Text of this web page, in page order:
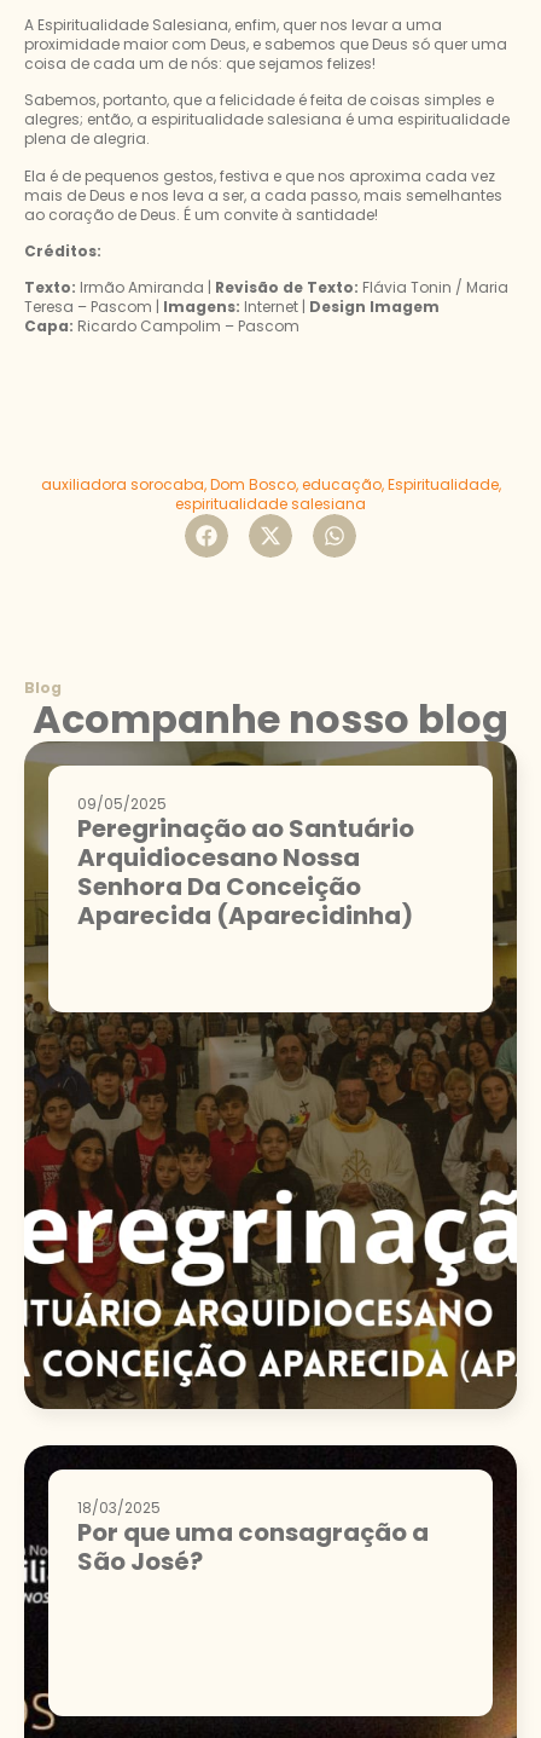
A Espiritualidade Salesiana, enfim, quer nos levar a uma
proximidade maior com Deus, e sabemos que Deus só quer uma
coisa de cada um de nós: que sejamos felizes!
Sabemos, portanto, que a felicidade é feita de coisas simples e
alegres; então, a espiritualidade salesiana é uma espiritualidade
plena de alegria.
Ela é de pequenos gestos, festiva e que nos aproxima cada vez
mais de Deus e nos leva a ser, a cada passo, mais semelhantes
ao coração de Deus. É um convite à santidade!
Créditos:
Texto: Irmão Amiranda | Revisão de Texto: Flávia Tonin / Maria
Teresa – Pascom | Imagens: Internet | Design Imagem
Capa: Ricardo Campolim – Pascom
auxiliadora sorocaba,Dom Bosco,educação,Espiritualidade,
espiritualidade salesiana
Blog
Acompanhe nosso blog
09/05/2025
Peregrinação ao Santuário
Arquidiocesano Nossa
Senhora Da Conceição
Aparecida (Aparecidinha)
18/03/2025
Por que uma consagração a
São José?